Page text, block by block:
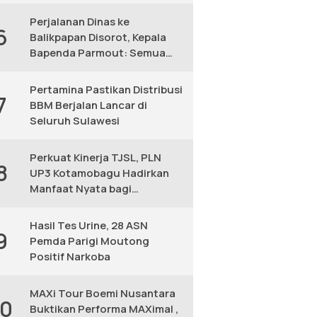
Perjalanan Dinas ke
Balikpapan Disorot, Kepala
Bapenda Parmout: Semua
Pertamina Pastikan Distribusi
BBM Berjalan Lancar di
Seluruh Sulawesi
Perkuat Kinerja TJSL, PLN
UP3 Kotamobagu Hadirkan
Manfaat Nyata bagi
Hasil Tes Urine, 28 ASN
Pemda Parigi Moutong
Positif Narkoba
MAXi Tour Boemi Nusantara
Buktikan Performa MAXimal ,